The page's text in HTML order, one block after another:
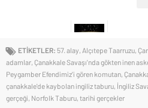
ETİKETLER: 57. alay, Alçıtepe Taarruzu,
adamlar, Çanakkale Savaşı'nda gökten inen
Peygamber Efendimiz'i gören komutan,
çanakkale'de kaybolan ingiliz taburu, İngiliz
gerçeği, Norfolk Taburu, tarihi gerçekler